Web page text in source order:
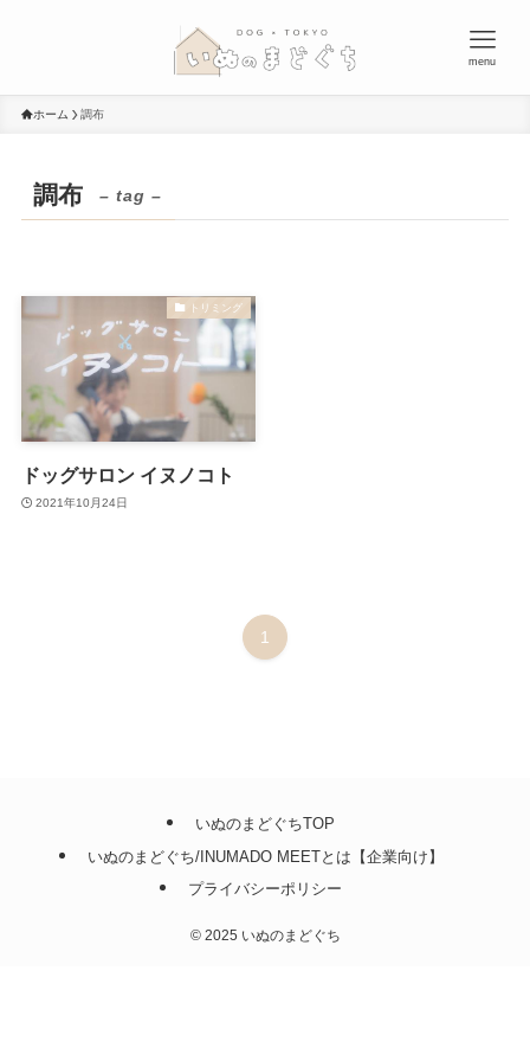
menu
ホーム 調布
調布 – tag –
トリミング
ドッグサロン イヌノコト
2021年10月24日
1
いぬのまどぐちTOP
いぬのまどぐち/INUMADO MEETとは【企業向け】
プライバシーポリシー
©2025 いぬのまどぐち